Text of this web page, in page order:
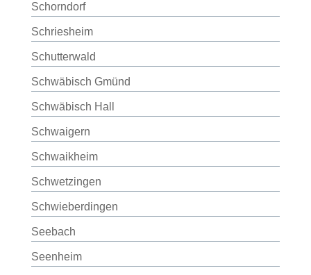
Schorndorf
Schriesheim
Schutterwald
Schwäbisch Gmünd
Schwäbisch Hall
Schwaigern
Schwaikheim
Schwetzingen
Schwieberdingen
Seebach
Seenheim